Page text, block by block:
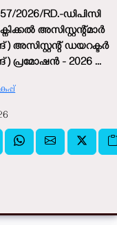
2026/RD.-ഡിപിസി
അസിസ്റ്റന്റ്മാർ
അസിസ്റ്റന്റ് ഡയറക്ടർ
പ്രമോഷൻ - 2026 ...